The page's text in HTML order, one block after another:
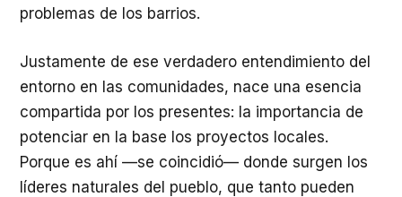
problemas de los barrios.
Justamente de ese verdadero entendimiento del
entorno en las comunidades, nace una esencia
compartida por los presentes: la importancia de
potenciar en la base los proyectos locales.
Porque es ahí —se coincidió— donde surgen los
líderes naturales del pueblo, que tanto pueden